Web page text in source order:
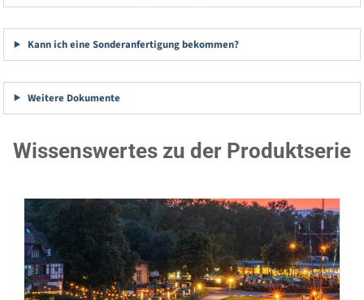
Kann ich eine Sonderanfertigung bekommen?
Weitere Dokumente
Wissenswertes zu der Produktserie